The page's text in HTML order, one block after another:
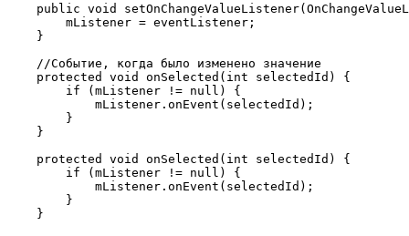
public void
        mListener = eventListener;
    }
    //Событие, когда было изменено значение
    protected void onSelected(int selectedId) {
        if (mListener != null) {
            mListener.onEvent(selectedId);
        }
    }
    protected void onSelected(int selectedId) {
        if (mListener != null) {
            mListener.onEvent(selectedId);
        }
    }